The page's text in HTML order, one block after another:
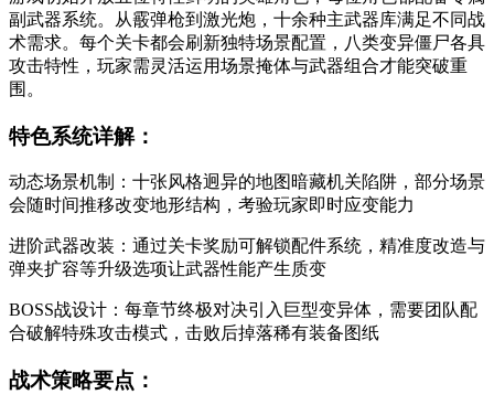
副武器系统。从霰弹枪到激光炮，十余种主武器库满足不同战
术需求。每个关卡都会刷新独特场景配置，八类变异僵尸各具
攻击特性，玩家需灵活运用场景掩体与武器组合才能突破重
围。
特色系统详解：
动态场景机制：十张风格迥异的地图暗藏机关陷阱，部分场景
会随时间推移改变地形结构，考验玩家即时应变能力
进阶武器改装：通过关卡奖励可解锁配件系统，精准度改造与
弹夹扩容等升级选项让武器性能产生质变
BOSS战设计：每章节终极对决引入巨型变异体，需要团队配
合破解特殊攻击模式，击败后掉落稀有装备图纸
战术策略要点：